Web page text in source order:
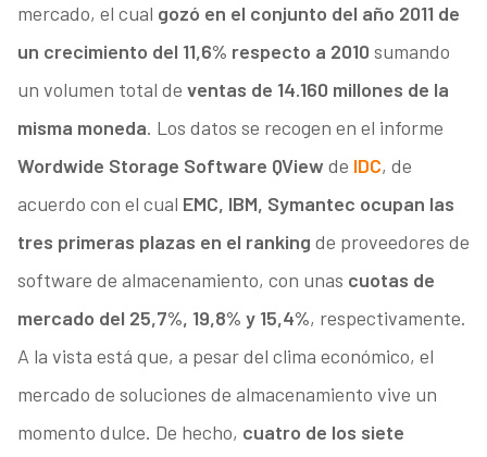
mercado, el cual gozó en el conjunto del año 2011 de
un crecimiento del 11,6% respecto a 2010 sumando
un volumen total de ventas de 14.160 millones de la
misma moneda. Los datos se recogen en el informe
Wordwide Storage Software QView de IDC, de
acuerdo con el cual EMC, IBM, Symantec ocupan las
tres primeras plazas en el ranking de proveedores de
software de almacenamiento, con unas cuotas de
mercado del 25,7%, 19,8% y 15,4%, respectivamente.
A la vista está que, a pesar del clima económico, el
mercado de soluciones de almacenamiento vive un
momento dulce. De hecho, cuatro de los siete